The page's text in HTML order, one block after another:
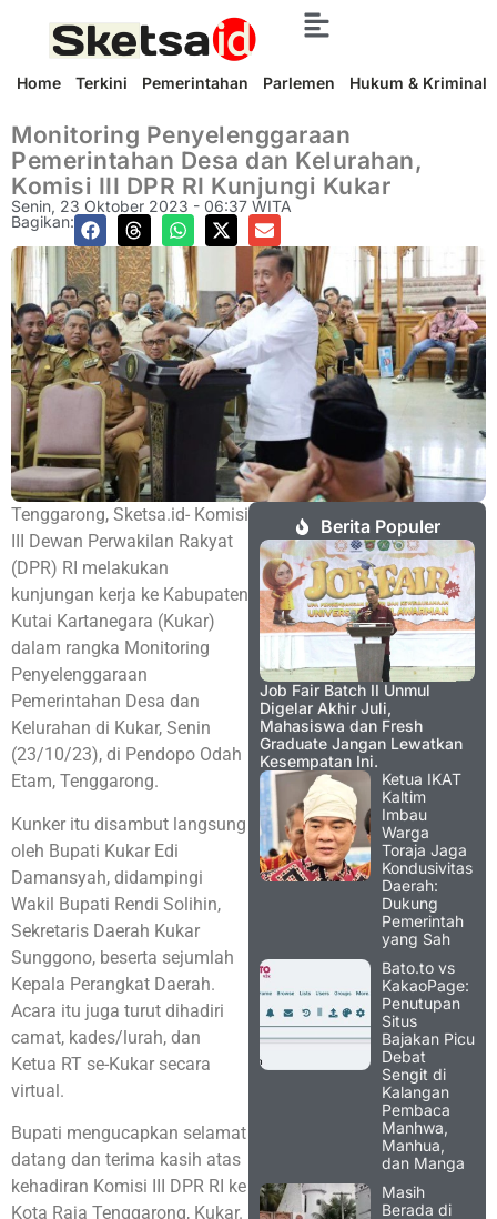
Home Terkini Pemerintahan Parlemen Hukum & Kriminal
Monitoring Penyelenggaraan
Pemerintahan Desa dan Kelurahan,
Komisi III DPR RI Kunjungi Kukar
Senin, 23 Oktober 2023 - 06:37 WITA
Bagikan:
Tenggarong, Sketsa.id- Komisi
III Dewan Perwakilan Rakyat
(DPR) RI melakukan
kunjungan kerja ke Kabupaten
Kutai Kartanegara (Kukar)
dalam rangka Monitoring
Penyelenggaraan
Pemerintahan Desa dan
Kelurahan di Kukar, Senin
(23/10/23), di Pendopo Odah
Etam, Tenggarong.
Kunker itu disambut langsung
oleh Bupati Kukar Edi
Damansyah, didampingi
Wakil Bupati Rendi Solihin,
Sekretaris Daerah Kukar
Sunggono, beserta sejumlah
Kepala Perangkat Daerah.
Acara itu juga turut dihadiri
camat, kades/lurah, dan
Ketua RT se-Kukar secara
virtual.
Bupati mengucapkan selamat
datang dan terima kasih atas
kehadiran Komisi III DPR RI ke
Kota Raja Tenggarong, Kukar.
Berita Populer
Job Fair Batch II Unmul
Digelar Akhir Juli,
Mahasiswa dan Fresh
Graduate Jangan Lewatkan
Kesempatan Ini.
Ketua IKAT
Kaltim
Imbau
Warga
Toraja Jaga
Kondusivitas
Daerah:
Dukung
Pemerintah
yang Sah
Bato.to vs
KakaoPage:
Penutupan
Situs
Bajakan Picu
Debat
Sengit di
Kalangan
Pembaca
Manhwa,
Manhua,
dan Manga
Masih
Berada di